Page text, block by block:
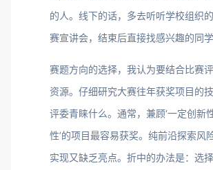
的人。线下的话，多去听听学校组织
赛宣讲会，结束后直接找感兴趣的同学
赛题方向的选择，我认为要结合比赛
资源。仔细研究大赛往年获奖项目的
评委青睐什么。通常，兼顾‘一定创新
性’的项目最容易获奖。纯前沿探索风
实现又缺乏亮点。折中的办法是：选